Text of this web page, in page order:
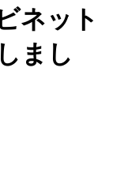
ネット
まし